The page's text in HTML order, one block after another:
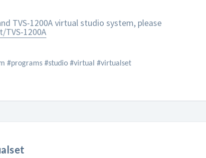
TVS-1200A virtual studio system, please
1200A
#programs #studio #virtual #virtualset